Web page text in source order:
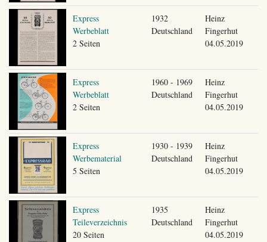
Express
Werbeblatt
2 Seiten
1932
Deutschland
Heinz
Fingerhut
04.05.2019
Express
Werbeblatt
2 Seiten
1960 - 1969
Deutschland
Heinz
Fingerhut
04.05.2019
Express
Werbematerial
5 Seiten
1930 - 1939
Deutschland
Heinz
Fingerhut
04.05.2019
Express
Teileverzeichnis
20 Seiten
1935
Deutschland
Heinz
Fingerhut
04.05.2019